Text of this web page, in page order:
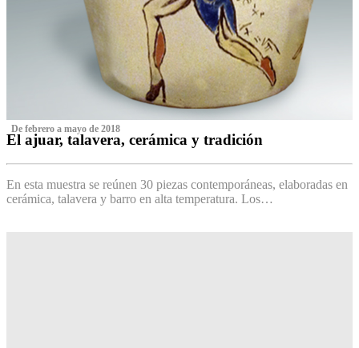
‌ De febrero a mayo de 2018
El ajuar, talavera, cerámica y tradición
En esta muestra se reúnen 30 piezas contemporáneas, elaboradas en
cerámica, talavera y barro en alta temperatura. Los…